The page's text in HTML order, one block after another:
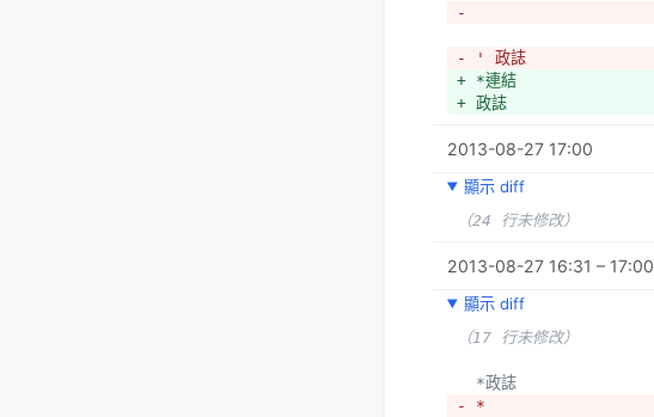
-
- ' 政誌
+ *連結
+ 政誌
2013-08-27 17:00
顯示 diff
（24 行未修改）
2013-08-27 16:31 – 17:00
顯示 diff
（17 行未修改）
  *政誌
- *